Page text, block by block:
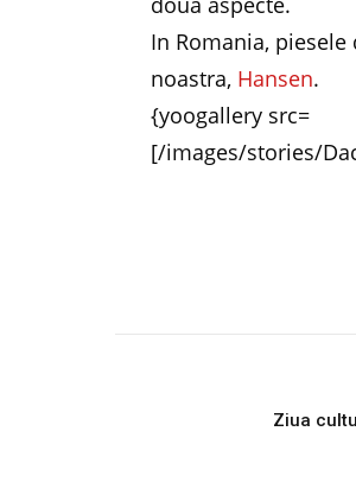
In Romania,
noastra, Hansen.
{yoogallery src=
[/images/stories/
Ziua